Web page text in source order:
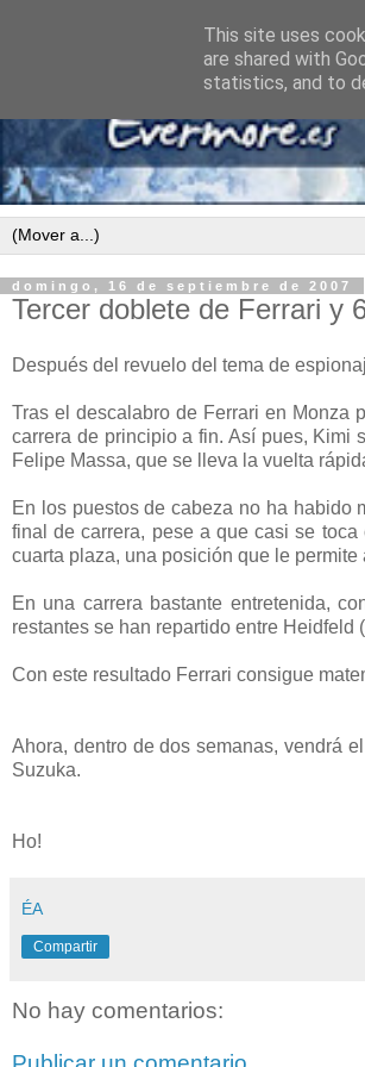
domingo, 16 de septiembre de 2007
Tercer doblete de Ferrari y
Después del revuelo del tema de
Tras el descalabro de Ferrari en Monza
carrera de principio a fin. Así pues, Kimi
Felipe Massa, que se lleva la vuelta
En los puestos de cabeza no ha habido
final de carrera, pese a que casi se
cuarta plaza, una posición que le
En una carrera bastante entretenida,
restantes se han repartido entre Heidfeld
Con este resultado Ferrari consigue
Ahora, dentro de dos semanas, vendrá
Suzuka.
Ho!
ÉA
Compartir
No hay comentarios:
This site uses
are shared with
statistics, and to